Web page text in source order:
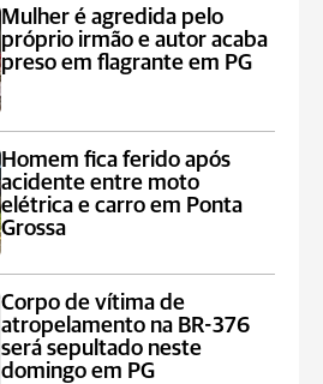
Mulher é agredida pelo
próprio irmão e autor acaba
preso em flagrante em PG
Homem fica ferido após
acidente entre moto
elétrica e carro em Ponta
Grossa
Corpo de vítima de
atropelamento na BR-376
será sepultado neste
domingo em PG